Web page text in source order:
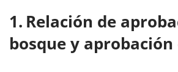
Relación de
bosque y